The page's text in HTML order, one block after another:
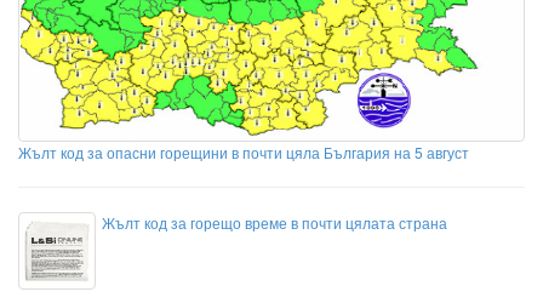
Жълт код за опасни горещини в почти цяла България на 5 август
Жълт код за горещо време в почти цялата страна